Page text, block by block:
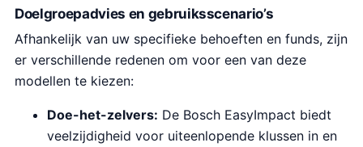
i
j
s
s
:
2
.
3
Doelgroepadvies en gebruiksscenario’s
Afhankelijk van uw specifieke behoeften en funds, zijn
er verschillende redenen om voor een van deze
modellen te kiezen:
Doe-het-zelvers: De Bosch EasyImpact biedt
veelzijdigheid voor uiteenlopende klussen in en